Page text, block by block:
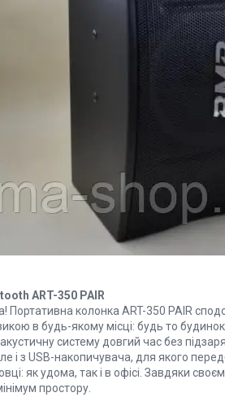
ART-350 PAIR
Портативна колонка ART-350 PAIR
в будь-якому місці: будь то
систему довгий час без
і з USB-накопичувача, для якого
як удома, так і в офісі. Завдяки
простору.